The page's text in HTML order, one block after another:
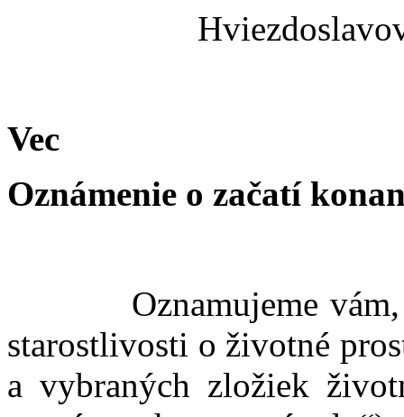
Vec
Oznámenie o začatí
Oznamujeme vám,
starostlivosti o životné
a vybraných zložiek